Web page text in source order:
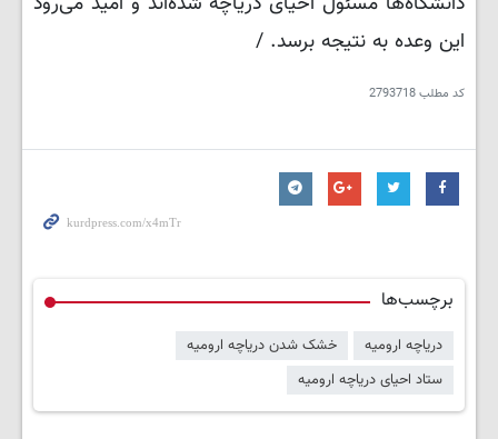
این وعده به نتیجه برسد. /
کد مطلب2793718
برچسب‌ها
دریاچه ارومیه
خشک شدن دریاچه ارومیه
ستاد احیای دریاچه ارومیه